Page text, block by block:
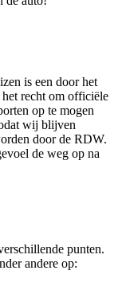
is een door het
recht om officiële
op te mogen
wij blijven
door de RDW.
de weg op na
punten.
andere op: